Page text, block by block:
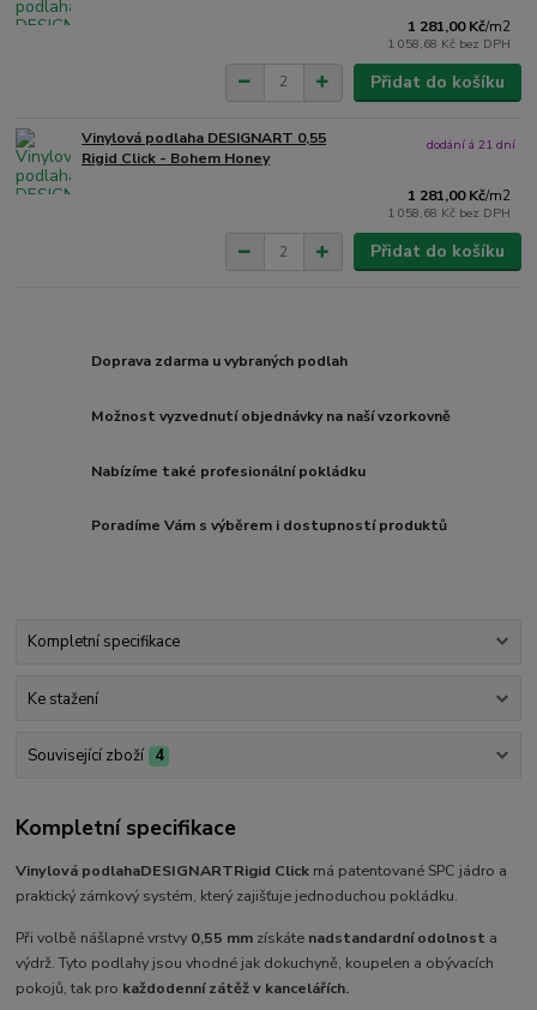
1 281,00 Kč/m2
1 058,68 Kč bez DPH
Přidat do košíku
Vinylová podlaha DESIGNART 0,55
Rigid Click - Bohem Honey
1 281,00 Kč/m2
1 058,68 Kč bez DPH
dodání á 21 dní
Přidat do košíku
Doprava zdarma u vybraných podlah
Možnost vyzvednutí objednávky na naší vzorkovně
Nabízíme také profesionální pokládku
Poradíme Vám s výběrem i dostupností produktů
Kompletní specifikace
Ke stažení
Související zboží 4
Kompletní specifikace
Vinylová podlahaDESIGNARTRigid Click má patentované SPC jádro a
praktický zámkový systém, který zajišťuje jednoduchou pokládku.
Při volbě nášlapné vrstvy 0,55 mm získáte nadstandardní odolnost a
výdrž. Tyto podlahy jsou vhodné jak dokuchyně, koupelen a obývacích
pokojů, tak pro každodenní zátěž v kancelářích.